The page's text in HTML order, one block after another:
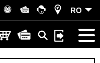
RO